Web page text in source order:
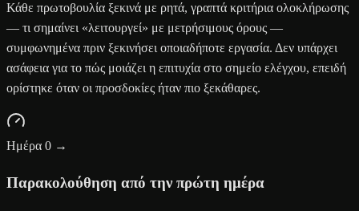
Κάθε πρωτοβουλία ξεκινά με ρητά, γραπτά κριτήρια ολοκλήρωσης
— τι σημαίνει «λειτουργεί» με μετρήσιμους όρους —
συμφωνημένα πριν ξεκινήσει οποιαδήποτε εργασία. Δεν υπάρχει
ασάφεια για το πώς μοιάζει η επιτυχία στο σημείο ελέγχου, επειδή
ορίστηκε όταν οι προσδοκίες ήταν πιο ξεκάθαρες.
Ημέρα 0 →
Παρακολούθηση από την πρώτη ημέρα